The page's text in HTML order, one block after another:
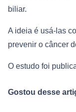
biliar.
A ideia é usá-las
prevenir o câncer
O estudo foi
Gostou desse